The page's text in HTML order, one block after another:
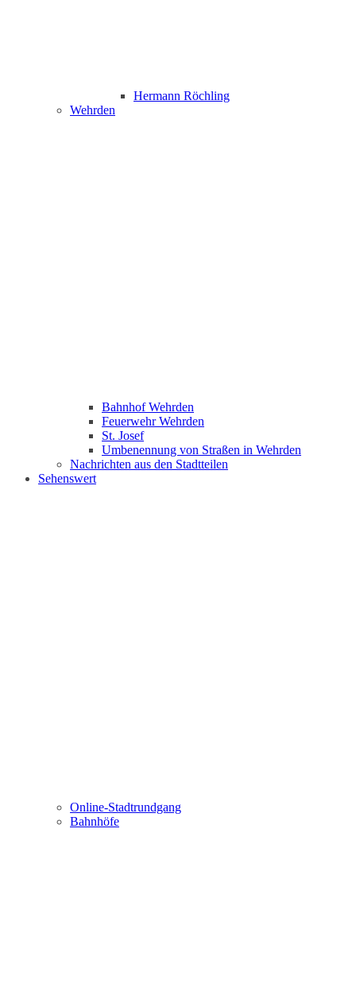
Hermann Röchling
Wehrden
Bahnhof Wehrden
Feuerwehr Wehrden
St. Josef
Umbenennung von Straßen in Wehrden
Nachrichten aus den Stadtteilen
Sehenswert
Online-Stadtrundgang
Bahnhöfe